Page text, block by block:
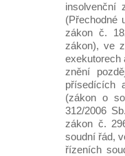
insolvenční
(Přechodné
zákon č.
zákon), ve
exekutorech
znění
přísedících
(zákon o
312/2006
zákon č.
soudní řád,
řízeních